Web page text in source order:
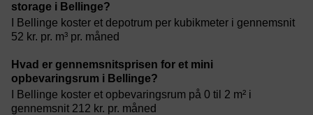
storage i Bellinge?
I Bellinge koster et depotrum per kubikmeter i gennemsnit
52 kr. pr. m³ pr. måned
Hvad er gennemsnitsprisen for et mini
opbevaringsrum i Bellinge?
I Bellinge koster et opbevaringsrum på 0 til 2 m² i
gennemsnit 212 kr. pr. måned